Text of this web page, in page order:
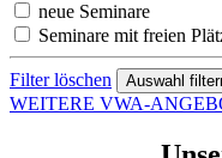
neue Seminare
Seminare mit freien
Filter löschen
WEITERE VWA-